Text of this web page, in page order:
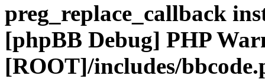
preg_replace_callback
[phpBB Debug] PHP
[ROOT]/includes/